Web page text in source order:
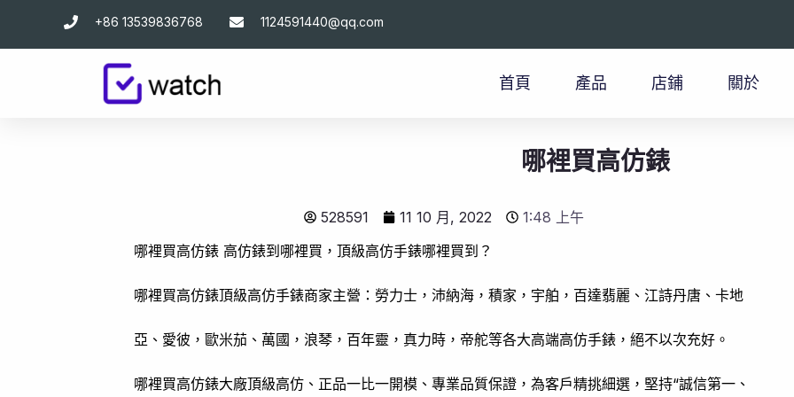
+86 13539836768 1124591440@qq.com
首頁 產品 店鋪 關於
哪裡買高仿錶
528591 11 10 月, 2022
1:48 上午
哪裡買高仿錶 高仿錶到哪裡買，頂級高仿手錶哪裡買到？
哪裡買高仿錶頂級高仿手錶商家主營：勞力士，沛納海，積家，宇舶，百達翡麗、江詩丹唐、卡地
亞、愛彼，歐米茄、萬國，浪琴，百年靈，真力時，帝舵等各大高端高仿手錶，絕不以次充好。
哪裡買高仿錶大廠頂級高仿、正品一比一開模、專業品質保證，為客戶精挑細選，堅持“誠信第一、